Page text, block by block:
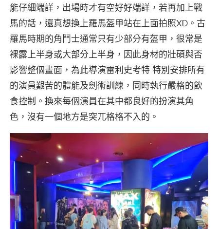
能仔細端詳，出場時才有空好好端詳，若再加上戰
馬的話，還真想換上羅馬盔甲站在上面拍照XD。古
羅馬時期的角鬥士通常只有少部分有盔甲，很常是
裸露上半身或大部分上半身，因此身材的壯碩與否
影響整個畫面，為此導演雷利史考特 特別安排所有
的演員艱苦的體能及劍術訓練，同時執行嚴格的飲
食控制。換來每個演員在其中都良好的扮演其角
色，沒有一個地方是突兀格格不入的。